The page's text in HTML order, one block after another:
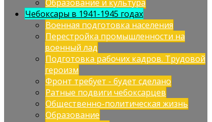
Образование и культура
Чебоксары в 1941-1945 годах
Военная подготовка населения
Перестройка промышленности на
военный лад
Подготовка рабочих кадров. Трудовой
героизм
Фронт требует - будет сделано
Ратные подвиги чебоксарцев
Общественно-политическая жизнь
Образование